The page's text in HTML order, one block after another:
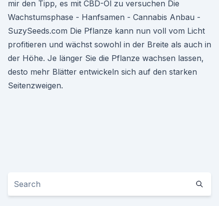
mir den Tipp, es mit CBD-Öl zu versuchen Die
Wachstumsphase - Hanfsamen - Cannabis Anbau -
SuzySeeds.com Die Pflanze kann nun voll vom Licht
profitieren und wächst sowohl in der Breite als auch in
der Höhe. Je länger Sie die Pflanze wachsen lassen,
desto mehr Blätter entwickeln sich auf den starken
Seitenzweigen.